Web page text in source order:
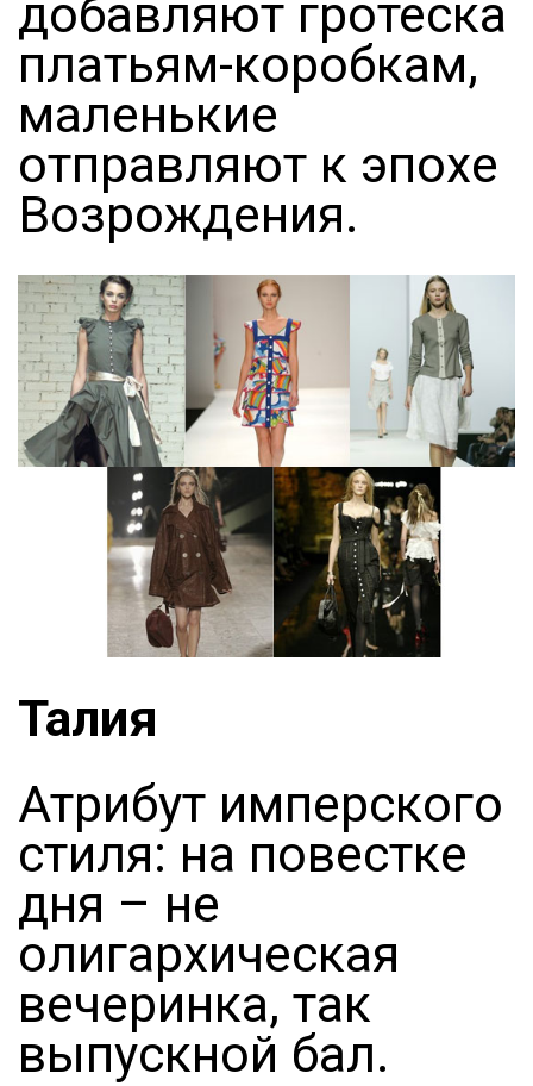
добавляют гротеска
платьям-коробкам,
маленькие
отправляют к эпохе
Возрождения.
Талия
Атрибут имперского
стиля: на повестке
дня – не
олигархическая
вечеринка, так
выпускной бал.